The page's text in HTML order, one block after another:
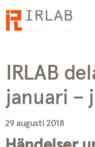
IRLAB
januari –
29 augusti 2018